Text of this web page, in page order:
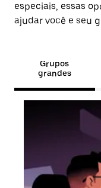
especiais, essas
ajudar você e seu
Grupos
grandes